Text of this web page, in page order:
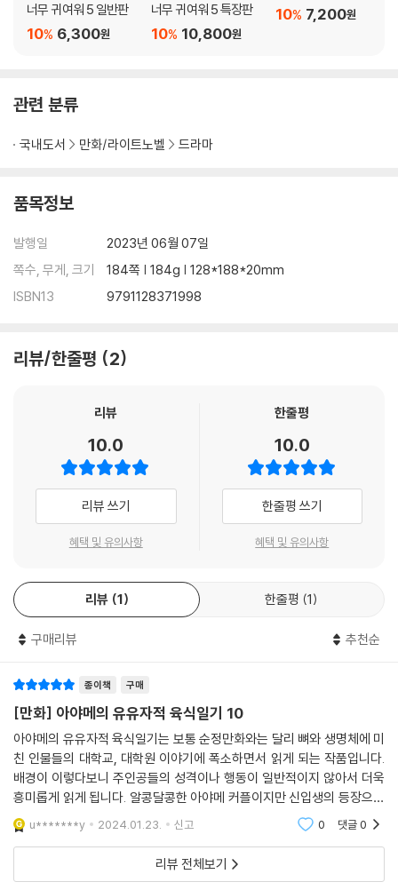
너무 귀여워 5 일반판
6,300원
10%
너무 귀여워 5 특장판
10,800원
10%
7,200원
10%
관련 분류
국내도서 만화/라이트노벨 드라마
품목정보
발행일
2023년 06월 07일
쪽수, 무게, 크기
184쪽 | 184g | 128*188*20mm
ISBN13
9791128371998
리뷰/한줄평 2
리뷰
10.0
리뷰 쓰기
혜택 및 유의사항
한줄평
10.0
한줄평 쓰기
혜택 및 유의사항
리뷰 1 한줄평 1
구매리뷰 추천순
종이책 구매
[만화] 아야메의 유유자적 육식일기 10
아야메의 유유자적 육식일기는 보통 순정만화와는 달리 뼈와 생명체에 미
친 인물들의 대학교, 대학원 이야기에 폭소하면서 읽게 되는 작품입니다.
배경이 이렇다보니 주인공들의 성격이나 행동이 일반적이지 않아서 더욱
흥미롭게 읽게 됩니다. 알콩달콩한 아야메 커플이지만 신입생의 등장으로
오해가 쌓이는 상황이 발생되고, 이에 멀어졌다가 다시 합쳐지는 상황이
지루하지않고
u*******y 2024.01.23. 신고 0 댓글0
리뷰 전체보기